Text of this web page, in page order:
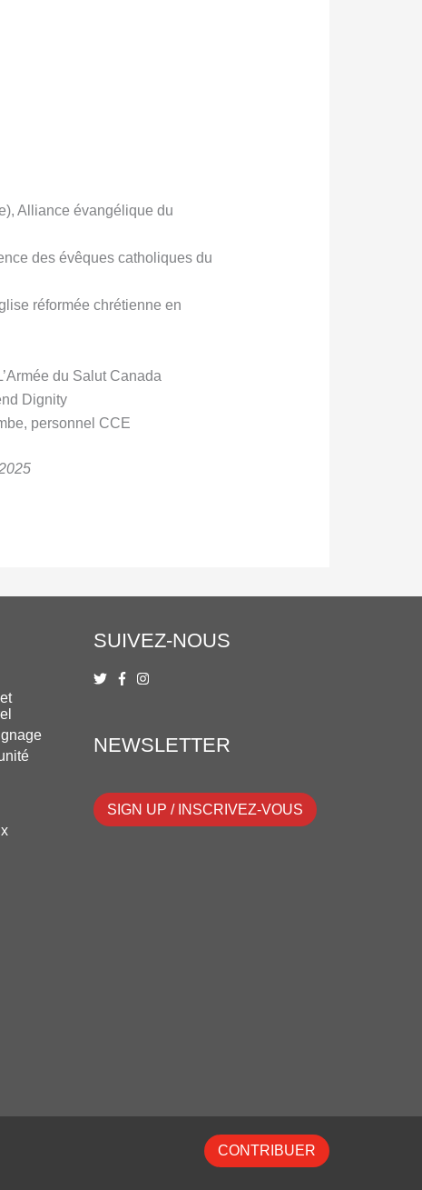
Alliance évangélique du
des évêques catholiques du
réformée chrétienne en
du Salut Canada
Dignity
personnel CCE
SUIVEZ-NOUS
NEWSLETTER
SIGN UP / INSCRIVEZ-VOUS
CONTRIBUER